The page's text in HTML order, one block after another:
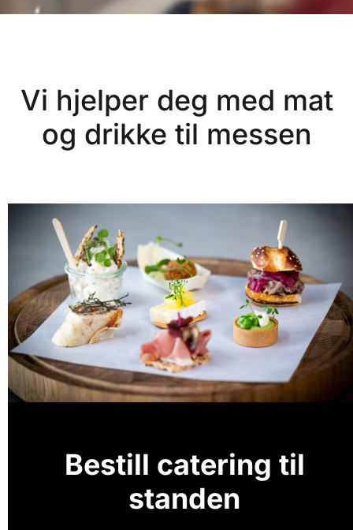
Vi hjelper deg med mat
og drikke til messen
Bestill catering til
standen